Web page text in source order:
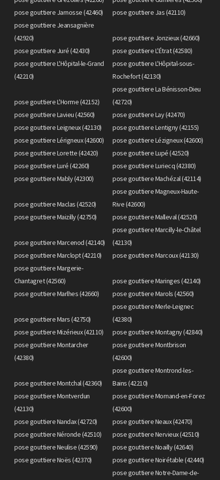
pose gouttiere Jarnosse (42460)
pose gouttiere Jas (42110)
pose gouttiere Jeansagnière
(42920)
pose gouttiere Jonzieux (42660)
pose gouttiere Juré (42430)
pose gouttiere L'Étrat (42580)
pose gouttiere L'Hôpital-le-Grand
(42210)
pose gouttiere L'Hôpital-sous-
Rochefort (42130)
pose gouttiere L'Horme (42152)
pose gouttiere La Bénisson-Dieu
(42720)
pose gouttiere Lavieu (42560)
pose gouttiere Lay (42470)
pose gouttiere Leigneux (42130)
pose gouttiere Lentigny (42155)
pose gouttiere Lérigneux (42600)
pose gouttiere Lézigneux (42600)
pose gouttiere Lorette (42420)
pose gouttiere Lupé (42520)
pose gouttiere Luré (42260)
pose gouttiere Luriecq (42380)
pose gouttiere Mably (42300)
pose gouttiere Machézal (42114)
pose gouttiere Maclas (42520)
pose gouttiere Magneux-Haute-
Rive (42600)
pose gouttiere Maizilly (42750)
pose gouttiere Malleval (42520)
pose gouttiere Marcenod (42140)
pose gouttiere Marcilly-le-Châtel
(42130)
pose gouttiere Marclopt (42210)
pose gouttiere Marcoux (42130)
pose gouttiere Margerie-
Chantagret (42560)
pose gouttiere Maringes (42140)
pose gouttiere Marlhes (42660)
pose gouttiere Marols (42560)
pose gouttiere Mars (42750)
pose gouttiere Merle-Leignec
(42380)
pose gouttiere Mizérieux (42110)
pose gouttiere Montagny (42840)
pose gouttiere Montarcher
(42380)
pose gouttiere Montbrison
(42600)
pose gouttiere Montchal (42360)
pose gouttiere Montrond-les-
Bains (42210)
pose gouttiere Montverdun
(42130)
pose gouttiere Mornand-en-Forez
(42600)
pose gouttiere Nandax (42720)
pose gouttiere Neaux (42470)
pose gouttiere Néronde (42510)
pose gouttiere Nervieux (42510)
pose gouttiere Neulise (42590)
pose gouttiere Noailly (42640)
pose gouttiere Noës (42370)
pose gouttiere Noirétable (42440)
pose gouttiere Notre-Dame-de-